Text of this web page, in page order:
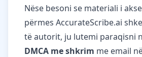
Nëse besoni se materiali i
përmes AccurateScribe.ai
të autorit, ju lutemi paraqisni
DMCA me shkrim me email